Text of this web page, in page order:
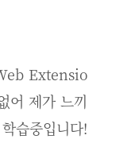
Extensio
어 제가 느끼
습중입니다!